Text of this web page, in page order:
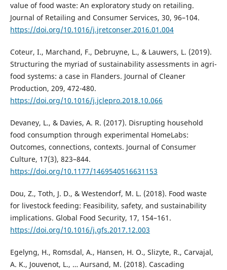
value of food waste: An exploratory study on retailing.
Journal of Retailing and Consumer Services, 30, 96–104.
https://doi.org/10.1016/j.jretconser.2016.01.004
Coteur, I., Marchand, F., Debruyne, L., & Lauwers, L. (2019).
Structuring the myriad of sustainability assessments in agri-
food systems: a case in Flanders. Journal of Cleaner
Production, 209, 472-480.
https://doi.org/10.1016/j.jclepro.2018.10.066
Devaney, L., & Davies, A. R. (2017). Disrupting household
food consumption through experimental HomeLabs:
Outcomes, connections, contexts. Journal of Consumer
Culture, 17(3), 823–844.
https://doi.org/10.1177/1469540516631153
Dou, Z., Toth, J. D., & Westendorf, M. L. (2018). Food waste
for livestock feeding: Feasibility, safety, and sustainability
implications. Global Food Security, 17, 154–161.
https://doi.org/10.1016/j.gfs.2017.12.003
Egelyng, H., Romsdal, A., Hansen, H. O., Slizyte, R., Carvajal,
A. K., Jouvenot, L., … Aursand, M. (2018). Cascading